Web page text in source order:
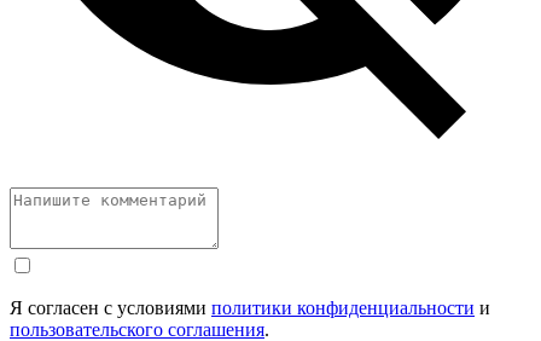
Я согласен с условиями политики конфиденциальности и
пользовательского соглашения.